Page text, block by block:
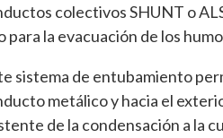
colectivos SHUNT o
para la evacuación de los
sistema de entubamiento
metálico y hacia el
de la condensación a la